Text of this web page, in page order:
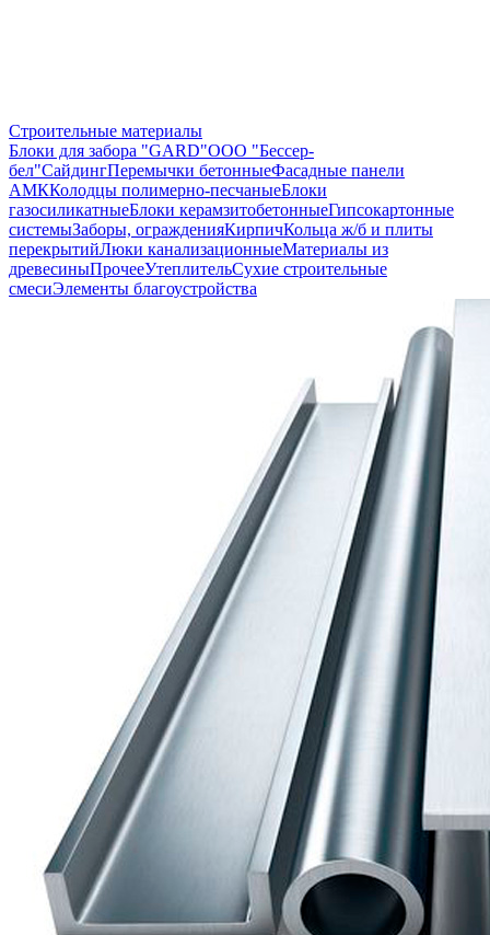
Строительные материалы
Блоки для забора "GARD"ООО "Бессер-
бел"СайдингПеремычки бетонныеФасадные панели
АМККолодцы полимерно-песчаныеБлоки
газосиликатныеБлоки керамзитобетонныеГипсокартонные
системыЗаборы, огражденияКирпичКольца ж/б и плиты
перекрытийЛюки канализационныеМатериалы из
древесиныПрочееУтеплительСухие строительные
смесиЭлементы благоустройства